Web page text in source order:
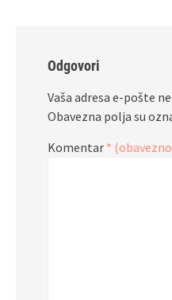
Odgovori
Vaša adresa e-pošte
Obavezna polja su
Komentar *